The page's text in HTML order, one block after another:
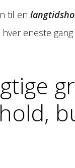
til en
eneste